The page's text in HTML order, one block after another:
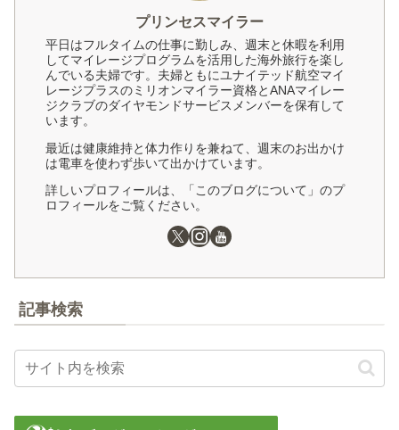
プリンセスマイラー
平日はフルタイムの仕事に勤しみ、週末と休暇を利用
してマイレージプログラムを活用した海外旅行を楽し
んでいる夫婦です。夫婦ともにユナイテッド航空マイ
レージプラスのミリオンマイラー資格とANAマイレー
ジクラブのダイヤモンドサービスメンバーを保有して
います。
最近は健康維持と体力作りを兼ねて、週末のお出かけ
は電車を使わず歩いて出かけています。
詳しいプロフィールは、「このブログについて」のプ
ロフィールをご覧ください。
記事検索